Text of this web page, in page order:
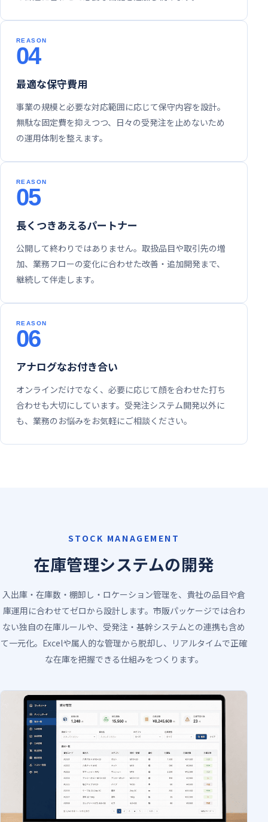
04
最適な保守費用
事業の規模と必要な対応範囲に応じて保守内容を設計。
無駄な固定費を抑えつつ、日々の受発注を止めないため
の運用体制を整えます。
05
長くつきあえるパートナー
公開して終わりではありません。取扱品目や取引先の増
加、業務フローの変化に合わせた改善・追加開発まで、
継続して伴走します。
06
アナログなお付き合い
オンラインだけでなく、必要に応じて顔を合わせた打ち
合わせも大切にしています。受発注システム開発以外に
も、業務のお悩みをお気軽にご相談ください。
STOCK MANAGEMENT
在庫管理システムの開発
入出庫・在庫数・棚卸し・ロケーション管理を、貴社の品目や倉
庫運用に合わせてゼロから設計します。市販パッケージでは合わ
ない独自の在庫ルールや、受発注・基幹システムとの連携も含め
て一元化。Excelや属人的な管理から脱却し、リアルタイムで正確
な在庫を把握できる仕組みをつくります。